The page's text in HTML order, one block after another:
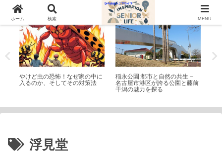
トピック
やけど虫の恐怖！なぜ家の中に
入るのか、そしてその対策法
公園・遊園地
稲永公園:都市と自然の共生 –
名古屋市港区が誇る公園と藤前
干潟の魅力を探る
浮見堂
ホーム 検索 MENU